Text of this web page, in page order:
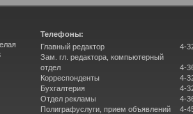
Телефоны:
Главный редактор
Зам. гл. редактора, компьютерный
отдел
Корреспонденты
Бухгалтерия
Отдел рекламы
Полиграфуслуги, прием объявлений
4-
4-
4-
4-
4-
4-